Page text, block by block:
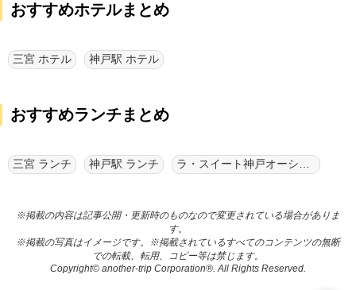
おすすめホテルまとめ
三宮 ホテル 神戸駅 ホテル
おすすめランチまとめ
三宮 ランチ 神戸駅 ランチ
※掲載の内容は記事公開・更新時のものなので変更されている場合がありま
す。
※掲載の写真はイメージです。※掲載されているすべてのコンテンツの無断
での転載、転用、コピー等は禁じます。
Copyright© another-trip Corporation®. All Rights Reserved.